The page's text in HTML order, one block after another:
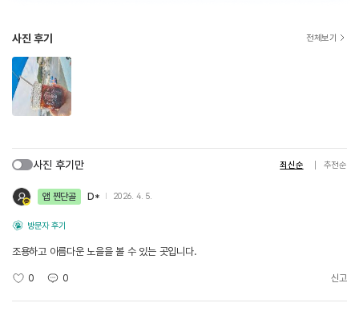
사진 후기 전체보기
사진 후기만 최신순 추천순
앱 찐단골 D* 2026. 4. 5.
방문자 후기
조용하고 아름다운 노을을 볼 수 있는 곳입니다.
0 0 신고